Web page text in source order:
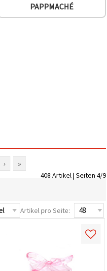
PAPPMACHÉ
› »
408 Artikel | Seiten 4/9
Artikel pro Seite: